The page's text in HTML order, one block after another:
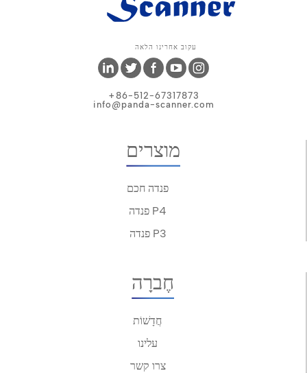
עקוב אחרינו הלאה
+86-512-67317873
info@panda-scanner.com
מוצרים
פנדה חכם
פנדה P4
פנדה P3
חֶברָה
חֲדָשׁוֹת
עלינו
צרו קשר